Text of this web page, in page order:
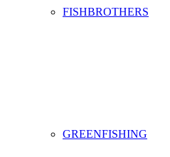
FISHBROTHERS
GREENFISHING